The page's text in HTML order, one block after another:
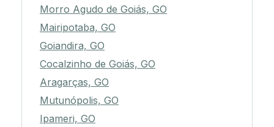
Morro Agudo de Goiás, GO
Mairipotaba, GO
Goiandira, GO
Cocalzinho de Goiás, GO
Aragarças, GO
Mutunópolis, GO
Ipameri, GO